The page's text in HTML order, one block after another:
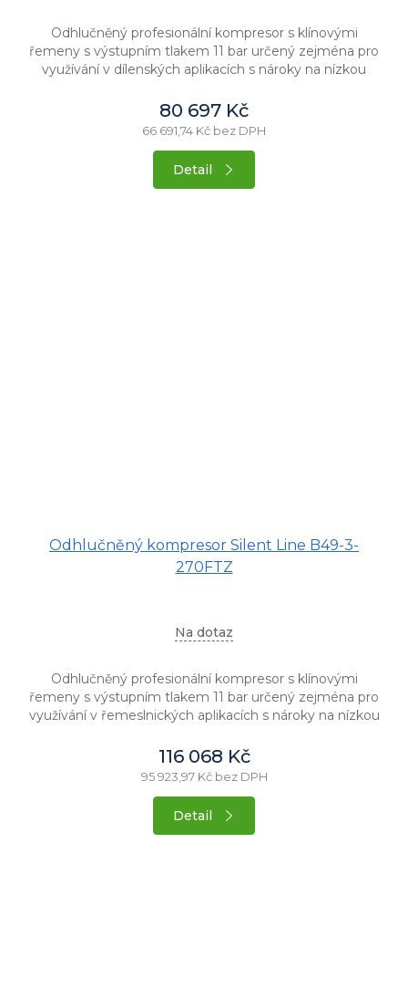
Odhlučněný profesionální kompresor s klínovými
řemeny s výstupním tlakem 11 bar určený zejména pro
využívání v dílenských aplikacích s nároky na nízkou
80 697 Kč
66 691,74 Kč bez DPH
Detail
Odhlučněný kompresor Silent Line B49-3-
270FTZ
Na dotaz
Odhlučněný profesionální kompresor s klínovými
řemeny s výstupním tlakem 11 bar určený zejména pro
využívání v řemeslnických aplikacích s nároky na nízkou
116 068 Kč
95 923,97 Kč bez DPH
Detail